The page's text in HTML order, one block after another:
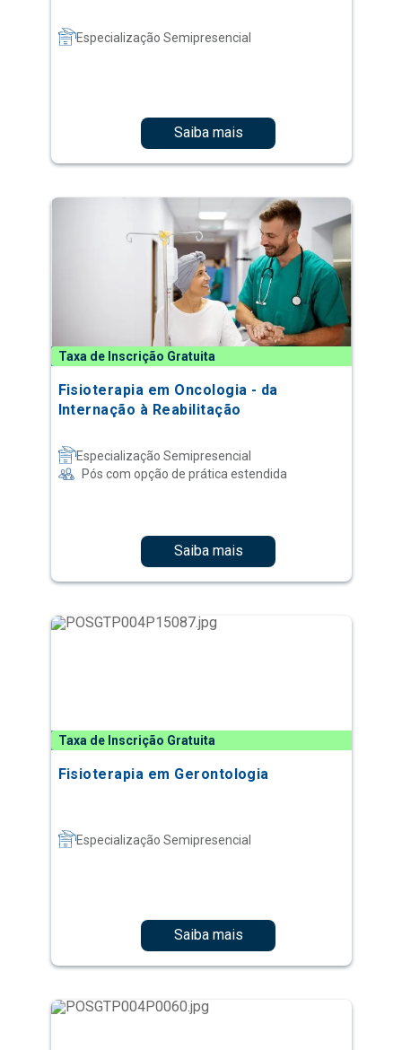
Especialização Semipresencial
Saiba mais
Taxa de Inscrição Gratuita
Fisioterapia em Oncologia - da
Internação à Reabilitação
Especialização Semipresencial
Pós com opção de prática estendida
Saiba mais
Taxa de Inscrição Gratuita
Fisioterapia em Gerontologia
Especialização Semipresencial
Saiba mais